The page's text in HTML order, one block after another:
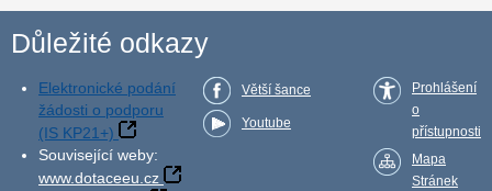
Důležité odkazy
Elektronické podání
žádosti o podporu
(IS KP21+)
Související weby:
www.dotaceeu.cz
Větší šance
Youtube
Prohlášení
o
přístupnosti
Mapa
Stránek